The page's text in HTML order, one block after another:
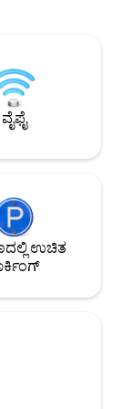
ಬೆಳಿಗ್ಗೆ ಬ್ರಿಡ್‌ಪೋರ್ಟ್‌ಗೆ
ಮತ್ತು ಲೈವ್ ಸಂಗೀತವನ್ನು
ಪರಿಶೀಲಿಸಿ
ವೈಫೈ
ಉಚಿತ